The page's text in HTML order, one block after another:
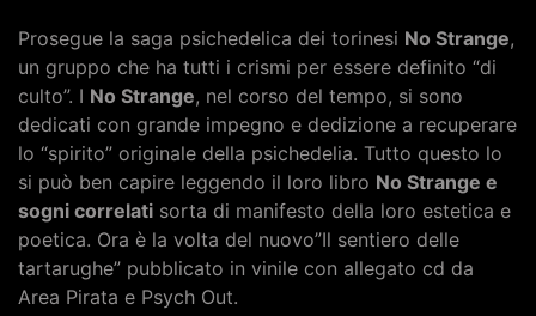
Prosegue la saga psichedelica dei torinesi No Strange,
un gruppo che ha tutti i crismi per essere definito “di
culto”. I No Strange, nel corso del tempo, si sono
dedicati con grande impegno e dedizione a recuperare
lo “spirito” originale della psichedelia. Tutto questo lo
si può ben capire leggendo il loro libro No Strange e
sogni correlati sorta di manifesto della loro estetica e
poetica. Ora è la volta del nuovo”Il sentiero delle
tartarughe” pubblicato in vinile con allegato cd da
Area Pirata e Psych Out.